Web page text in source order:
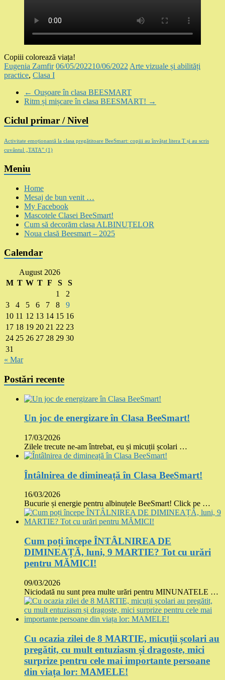
Copiii colorează viața!
Eugenia Zamfir 06/05/202210/06/2022 Arte vizuale și abilități
practice, Clasa I
← Oușoare în clasa BEESMART
Ritm și mișcare în clasa BEESMART! →
Ciclul primar / Nivel
Activitate emoționantă la clasa pregătitoare BeeSmart: copiii au învățat litera T și au scris
cuvântul „TATA” (1)
Meniu
Home
Mesaj de bun venit …
My Facebook
Mascotele Clasei BeeSmart!
Cum să decorăm clasa ALBINUȚELOR
Noua clasă Beesmart – 2025
Calendar
August 2026
M T W T F S
S
1
2
3
4 5 6 7 8
9
10 11 12 13 14 15 16
17 18 19 20 21 22 23
24 25 26 27 28 29 30
31
« Mar
Postări recente
Un joc de energizare în Clasa BeeSmart!
17/03/2026
Zilele trecute ne-am întrebat, eu și micuții școlari …
Întâlnirea de dimineață în Clasa BeeSmart!
16/03/2026
Bucurie și energie pentru albinuțele BeeSmart! Click pe …
Cum poți începe ÎNTÂLNIREA DE
DIMINEAȚĂ, luni, 9 MARTIE? Tot cu urări
pentru MĂMICI!
09/03/2026
Niciodată nu sunt prea multe urări pentru MINUNATELE …
Cu ocazia zilei de 8 MARTIE, micuții școlari au
pregătit, cu mult entuziasm și dragoste, mici
surprize pentru cele mai importante persoane
din viața lor: MAMELE!